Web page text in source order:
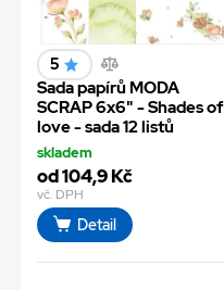
5
Sada papírů MODA
SCRAP 6x6" - Shades of
love - sada 12 listů
skladem
od 104,9 Kč
vč. DPH
Detail